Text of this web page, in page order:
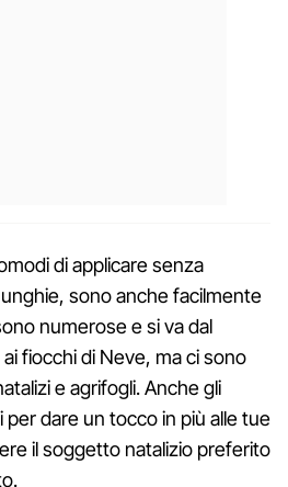
di applicare senza
sono anche facilmente
numerose e si va dal
fiocchi di Neve, ma ci sono
e agrifogli. Anche gli
dare un tocco in più alle tue
il soggetto natalizio preferito